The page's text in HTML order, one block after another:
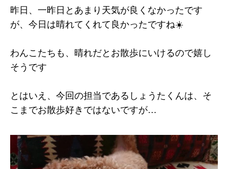
昨日、一昨日とあまり天気が良くなかったです
が、今日は晴れてくれて良かったですね☀️
わんこたちも、晴れだとお散歩にいけるので嬉し
そうです
とはいえ、今回の担当であるしょうたくんは、そ
こまでお散歩好きではないですが…